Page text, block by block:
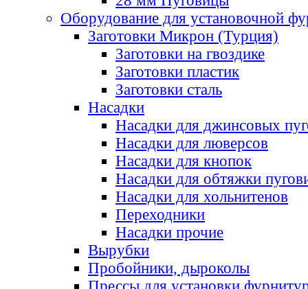
Оборудование для установочной
Заготовки Микрон (Турция)
Заготовки на гвоздике
Заготовки пластик
Заготовки сталь
Насадки
Насадки для джинсовых
Насадки для люверсов
Насадки для кнопок
Насадки для обтяжки
Насадки для хольнитенов
Переходники
Насадки прочие
Вырубки
Пробойники, дыроколы